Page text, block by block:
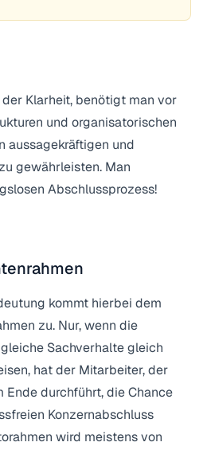
Klarheit, benötigt man vor
und organisatorischen
aussagekräftigen und
gewährleisten. Man
Abschlussprozess!
kommt hierbei dem
zu. Nur, wenn die
Sachverhalte gleich
hat der Mitarbeiter, der
Ende durchführt, die Chance
Konzernabschluss
wird meistens von